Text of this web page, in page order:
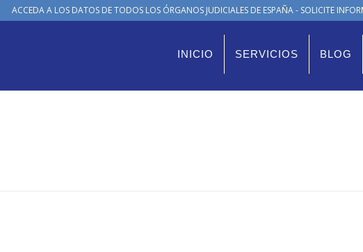
ACCEDA A LOS DATOS DE TODOS LOS ÓRGANOS JUDICIALES DE ESPAÑA - SOLICITE
INICIO SERVICIOS BLOG